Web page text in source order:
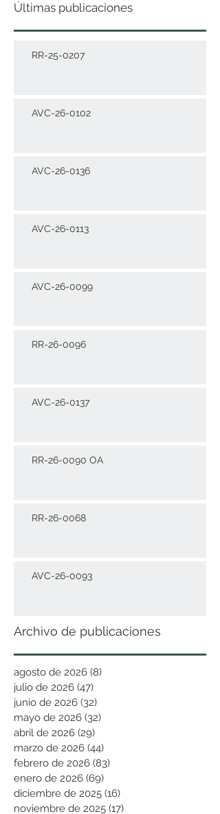
Últimas publicaciones
RR-25-0207
AVC-26-0102
AVC-26-0136
AVC-26-0113
AVC-26-0099
RR-26-0096
AVC-26-0137
RR-26-0090 OA
RR-26-0068
AVC-26-0093
Archivo de publicaciones
agosto de 2026 (8)
julio de 2026 (47)
junio de 2026 (32)
mayo de 2026 (32)
abril de 2026 (29)
marzo de 2026 (44)
febrero de 2026 (83)
enero de 2026 (69)
diciembre de 2025 (16)
noviembre de 2025 (17)